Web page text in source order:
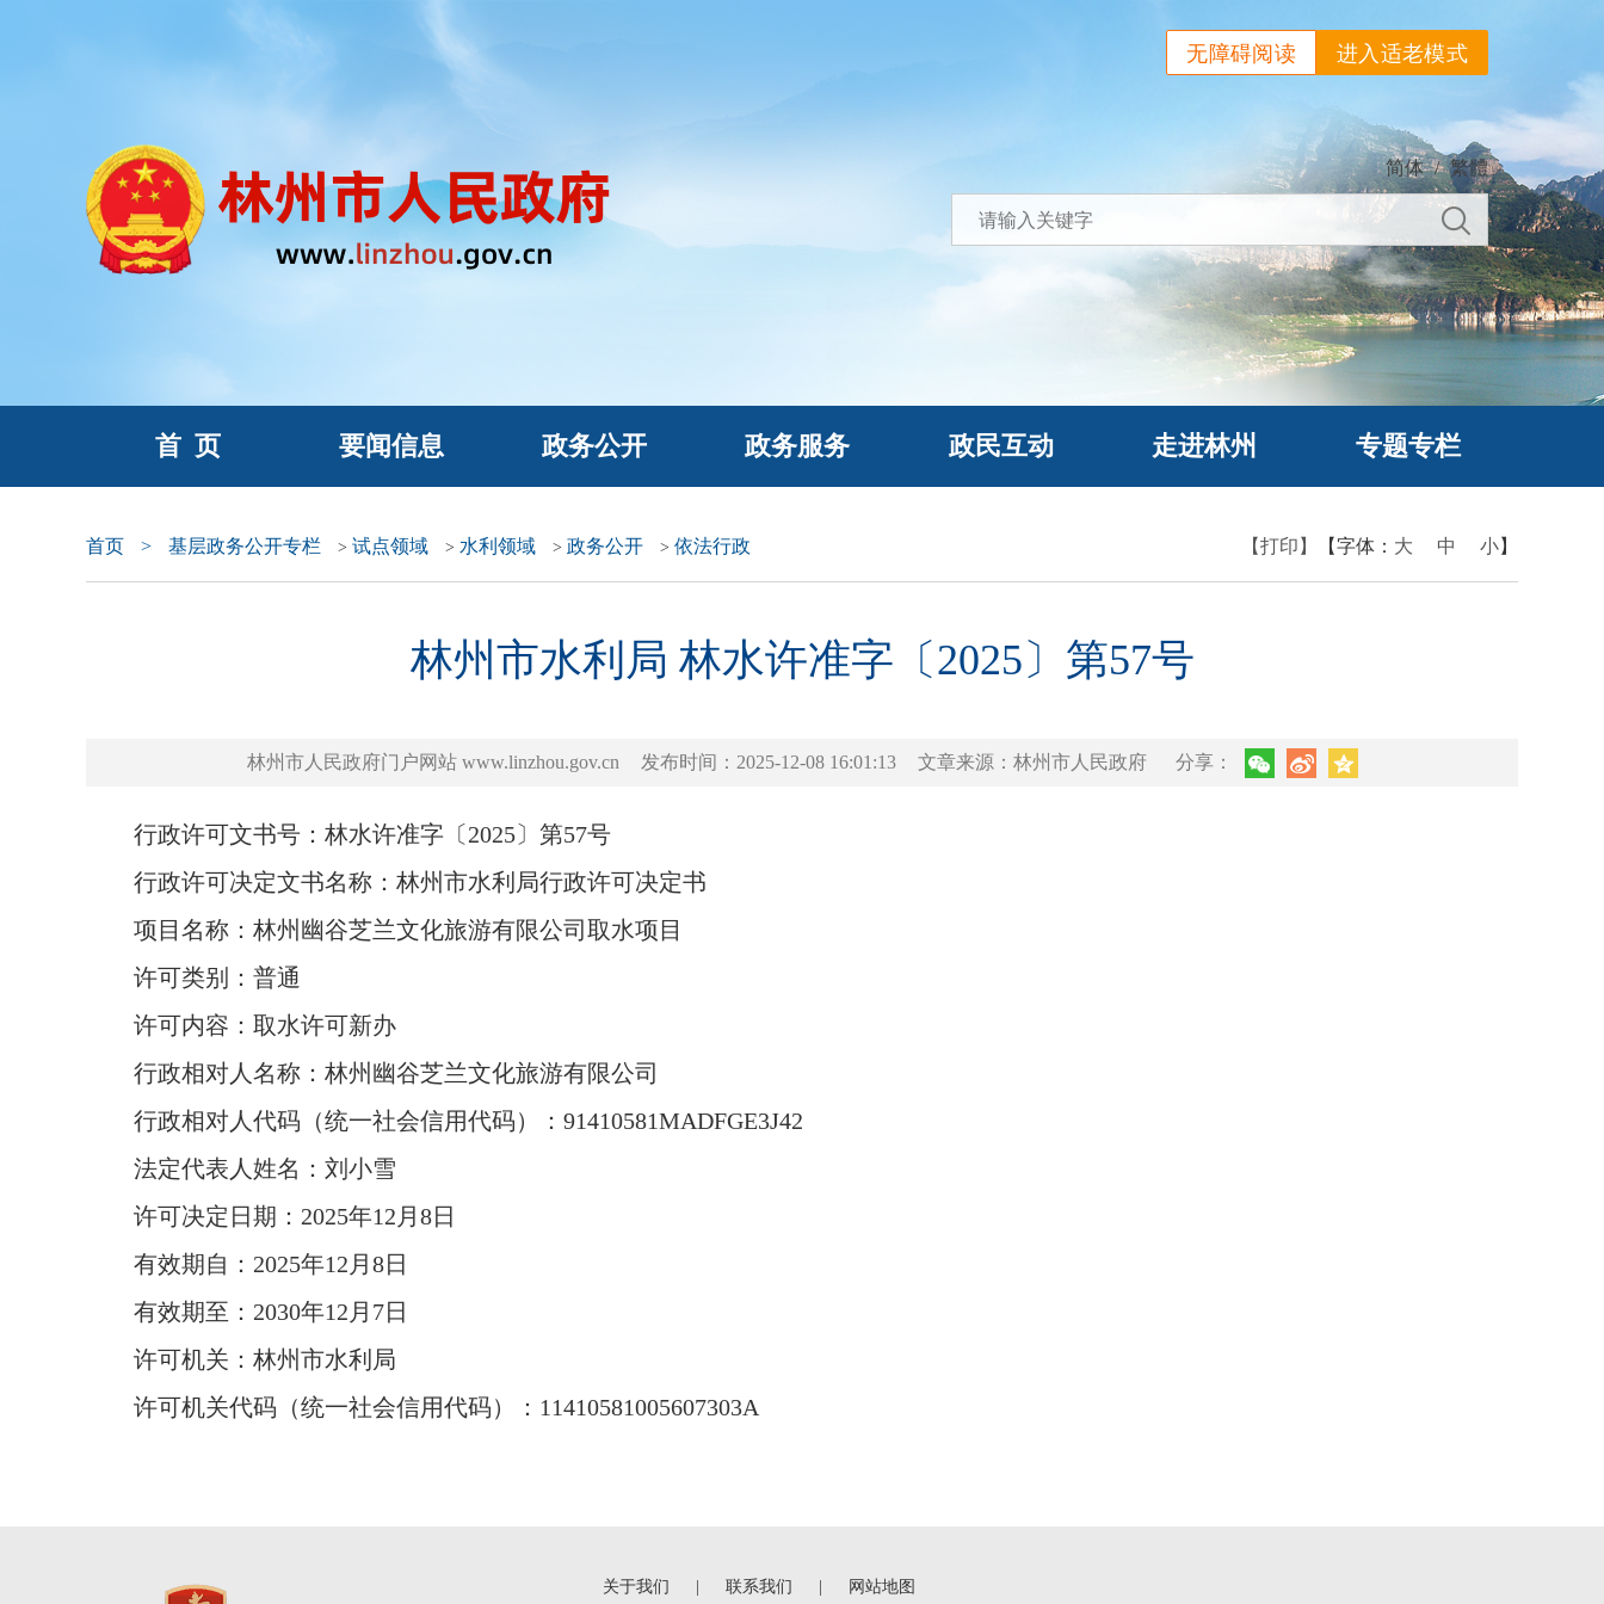
进入适老模式
无障碍阅读
简体 / 繁體
首 页 要闻信息 政务公开 政务服务 政民互动 走进林州 专题专栏
首页 > 基层政务公开专栏 > 试点领域 > 水利领域 > 政务公开 > 依法行政 【打印】 【字体： 大 中 小】
林州市水利局 林水许准字〔2025〕第57号
林州市人民政府门户网站 www.linzhou.gov.cn 发布时间：2025-12-08 16:01:13 文章来源：林州市人民政府 分享：
行政许可文书号：林水许准字〔2025〕第57号
行政许可决定文书名称：林州市水利局行政许可决定书
项目名称：林州幽谷芝兰文化旅游有限公司取水项目
许可类别：普通
许可内容：取水许可新办
行政相对人名称：林州幽谷芝兰文化旅游有限公司
行政相对人代码（统一社会信用代码）：91410581MADFGE3J42
法定代表人姓名：刘小雪
许可决定日期：2025年12月8日
有效期自：2025年12月8日
有效期至：2030年12月7日
许可机关：林州市水利局
许可机关代码（统一社会信用代码）：11410581005607303A
关于我们 联系我们 网站地图